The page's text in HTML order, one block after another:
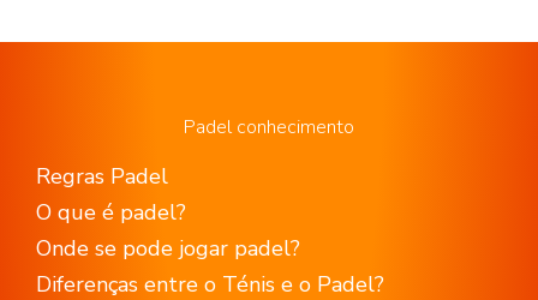
Padel conhecimento
Regras Padel
O que é padel?
Onde se pode jogar padel?
Diferenças entre o Ténis e o Padel?